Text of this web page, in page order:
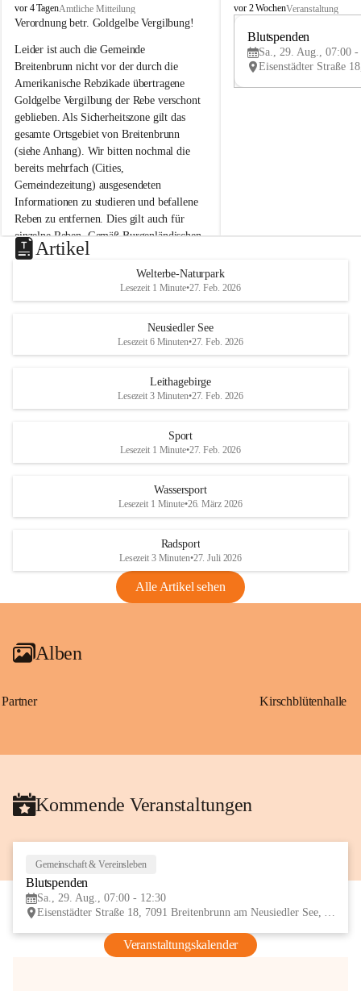
B
r
i
t
e
n
b
r
u
n
n
a
m
N
e
u
s
d
S
vor 4 TagenAmtliche Mitteilung
Verordnung betr. Goldgelbe Vergilbung!
Leider ist auch die Gemeinde
Breitenbrunn nicht vor der durch die
Amerikanische Rebzikade übertragene
Goldgelbe Vergilbung der Rebe verschont
geblieben. Als Sicherheitszone gilt das
gesamte Ortsgebiet von Breitenbrunn
(siehe Anhang). Wir bitten nochmal die
bereits mehrfach (Cities,
Gemeindezeitung) ausgesendeten
Informationen zu studieren und befallene
Reben zu entfernen. Dies gilt auch für
einzelne Reben. Gemäß Burgenländischen
Weinbaugesetz sind nicht gepflegte oder
unzulässige Weingärten zu roden! Bitte
helfen wir zusammen um unsere Winzer
vor den prognostizierten Ernteausfällen
und den daraus folgenden wirtschaftlichen
Maßnahmen zur Bekämpfung
Rebe und der Amerikanischen
Anhang VBl. EU Nr. 18
1 Seite•1,4 MB
VBl. EU Nr. 18_2026
B
e
u
e
d
r
S
vor 2 WochenVeranstaltung
Blutspenden
Sa., 29. Aug., 07:00 -
Artikel
Welterbe-Naturpark
Lesezeit 1 Minute•27. Feb. 2026
Neusiedler See
Lesezeit 6 Minuten•27. Feb. 2026
Leithagebirge
Lesezeit 3 Minuten•27. Feb. 2026
Sport
Lesezeit 1 Minute•27. Feb. 2026
Wassersport
Lesezeit 1 Minute•26. März 2026
Radsport
Lesezeit 3 Minuten•27. Juli 2026
Alle Artikel sehen
Alben
Partner Kirschblütenhalle
Kommende Veranstaltungen
Gemeinschaft & Vereinsleben
Blutspenden
Sa., 29. Aug., 07:00 - 12:30
Eisenstädter Straße 18, 7091 Breitenbrunn am Neusiedler See, AUT
Veranstaltungskalender